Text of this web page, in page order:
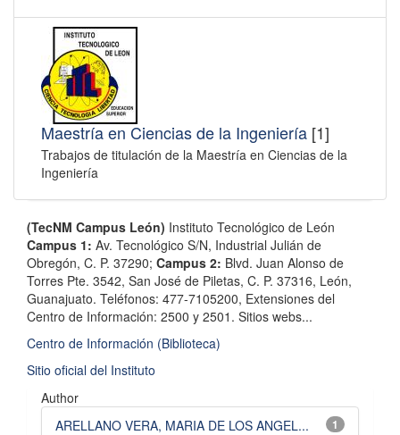
Maestría en Ciencias de la Ingeniería [1]
Trabajos de titulación de la Maestría en Ciencias de la
Ingeniería
(TecNM Campus León) Instituto Tecnológico de León
Campus 1: Av. Tecnológico S/N, Industrial Julián de
Obregón, C. P. 37290; Campus 2: Blvd. Juan Alonso de
Torres Pte. 3542, San José de Piletas, C. P. 37316, León,
Guanajuato. ​Teléfonos: 477-7105200, Extensiones del
Centro de Información: 2500 y 2501. Sitios webs...
Centro de Información (Biblioteca)
Sitio oficial del Instituto
Author
1
ARELLANO VERA, MARIA DE LOS ANGEL...